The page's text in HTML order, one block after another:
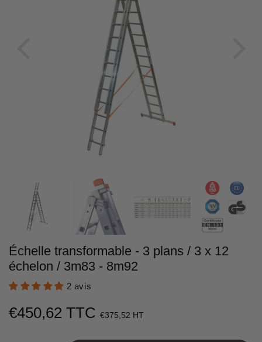
Échelle transformable - 3 plans / 3 x 12
échelon / 3m83 - 8m92
2 avis
€450,62 TTC €375,52 HT